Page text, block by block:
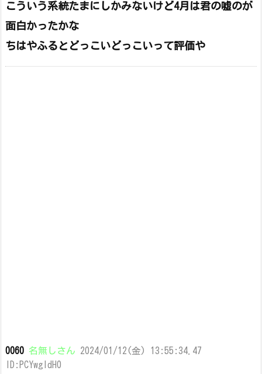
こういう系統たまにしかみないけど4月は君の嘘のが
面白かったかな
ちはやふるとどっこいどっこいって評価や
0060 名無しさん 2024/01/12(金) 13:55:34.47
ID:PCYwgldH0